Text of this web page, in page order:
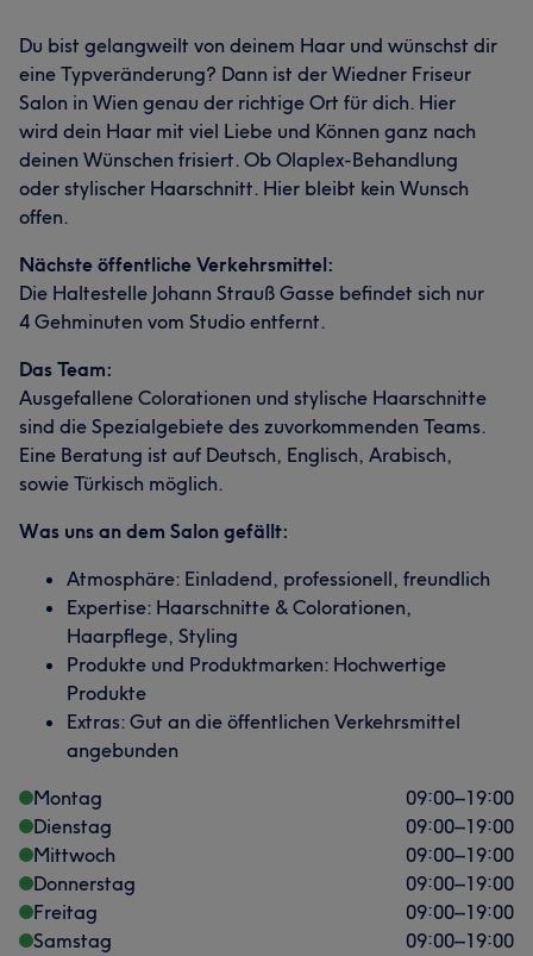
Du bist gelangweilt von deinem Haar und wünschst dir
eine Typveränderung? Dann ist der Wiedner Friseur
Salon in Wien genau der richtige Ort für dich. Hier
wird dein Haar mit viel Liebe und Können ganz nach
deinen Wünschen frisiert. Ob Olaplex-Behandlung
oder stylischer Haarschnitt. Hier bleibt kein Wunsch
offen.
Nächste öffentliche Verkehrsmittel:
Die Haltestelle Johann Strauß Gasse befindet sich nur
4 Gehminuten vom Studio entfernt.
Das Team:
Ausgefallene Colorationen und stylische Haarschnitte
sind die Spezialgebiete des zuvorkommenden Teams.
Eine Beratung ist auf Deutsch, Englisch, Arabisch,
sowie Türkisch möglich.
Was uns an dem Salon gefällt:
Atmosphäre: Einladend, professionell, freundlich
Expertise: Haarschnitte & Colorationen,
Haarpflege, Styling
Produkte und Produktmarken: Hochwertige
Produkte
Extras: Gut an die öffentlichen Verkehrsmittel
angebunden
Montag
09:00–19:00
Dienstag
09:00–19:00
Mittwoch
09:00–19:00
Donnerstag
09:00–19:00
Freitag
09:00–19:00
Samstag
09:00–19:00